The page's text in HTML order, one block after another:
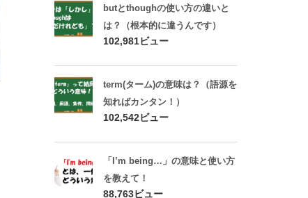
butとthoughの使い方の違いと
は？（根本的に違うんです）
102,981ビュー
term(ターム)の意味は？（語源を
知ればカンタン！）
102,542ビュー
「I’m being…」の意味と使い方
を教えて！
88,763ビュー